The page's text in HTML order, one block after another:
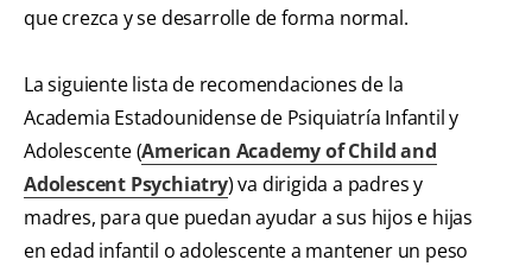
que crezca y se desarrolle de forma normal.
La siguiente lista de recomendaciones de la
Academia Estadounidense de Psiquiatría Infantil y
Adolescente (American Academy of Child and
Adolescent Psychiatry) va dirigida a padres y
madres, para que puedan ayudar a sus hijos e hijas
en edad infantil o adolescente a mantener un peso